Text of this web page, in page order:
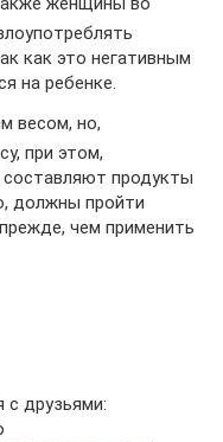
как это негативным
на ребенке.
весом, но,
при этом,
продукты
должны пройти
чем применить
с друзьями: